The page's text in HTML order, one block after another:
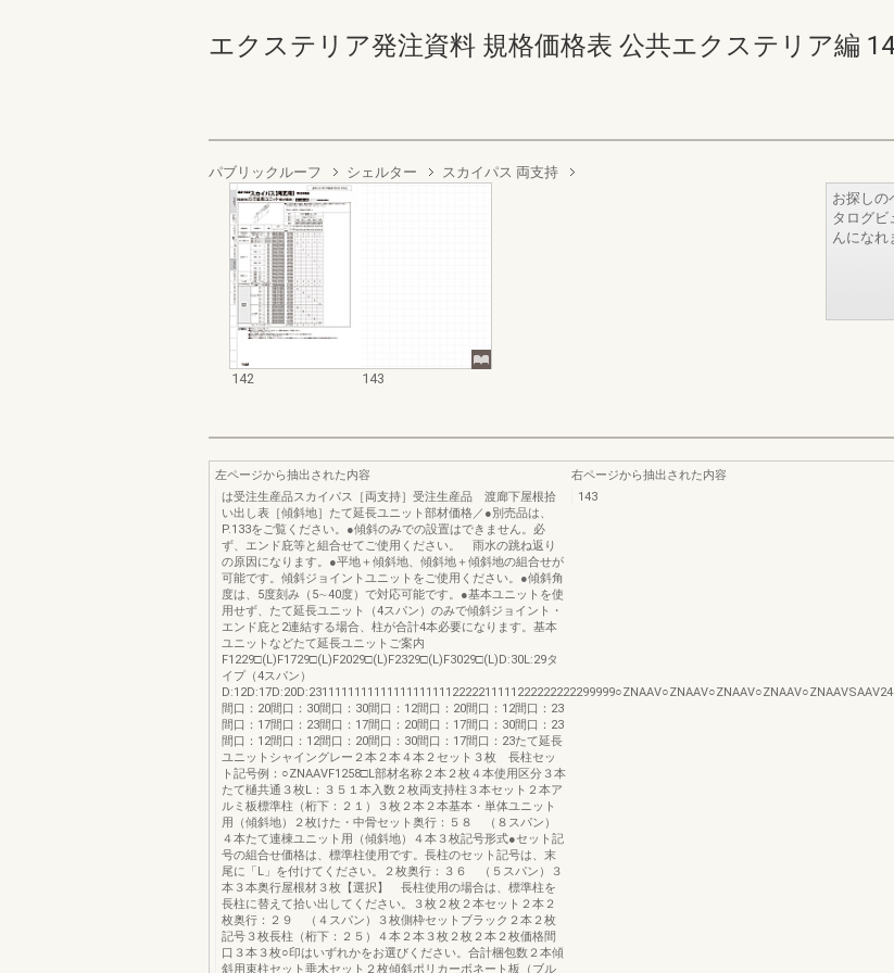
エクステリア発注資料 規格価格表 公共エクステリア編
パブリックルーフ シェルター スカイパス 両支持
142 143
お探しの
タログビ
んになれ
左ページから抽出された内容
は受注生産品スカイパス［両支持］受注生産品 渡廊下屋根拾
い出し表［傾斜地］たて延長ユニット部材価格／●別売品は、
P.133をご覧ください。●傾斜のみでの設置はできません。必
ず、エンド庇等と組合せてご使用ください。 雨水の跳ね返り
の原因になります。●平地＋傾斜地、傾斜地＋傾斜地の組合せが
可能です。傾斜ジョイントユニットをご使用ください。●傾斜角
度は、5度刻み（5∼40度）で対応可能です。●基本ユニットを使
用せず、たて延長ユニット（4スパン）のみで傾斜ジョイント・
エンド庇と2連結する場合、柱が合計4本必要になります。基本
ユニットなどたて延長ユニットご案内
F1229□(L)F1729□(L)F2029□(L)F2329□(L)F3029□(L)D:30L:29タ
イプ（4スパン）
間口：20間口：30間口：30間口：12間口：20間口：12間口：23
間口：17間口：23間口：17間口：20間口：17間口：30間口：23
間口：12間口：12間口：20間口：30間口：17間口：23たて延長
ユニットシャイングレー２本２本４本２セット３枚 長柱セッ
ト記号例：○ZNAAVF1258□L部材名称２本２枚４本使用区分３本
たて樋共通３枚L：３５１本入数２枚両支持柱３本セット２本ア
ルミ板標準柱（桁下：２１）３枚２本２本基本・単体ユニット
用（傾斜地）２枚けた・中骨セット奥行：５８ （８スパン）
４本たて連棟ユニット用（傾斜地）４本３枚記号形式●セット記
号の組合せ価格は、標準柱使用です。長柱のセット記号は、末
尾に「L」を付けてください。２枚奥行：３６ （５スパン）３
本３本奥行屋根材３枚【選択】 長柱使用の場合は、標準柱を
長柱に替えて拾い出してください。３枚２枚２本セット２本２
枚奥行：２９ （４スパン）３枚側枠セットブラック２本２枚
記号３枚長柱（桁下：２５）４本２本３枚２枚２本２枚価格間
口３本３枚○印はいずれかをお選びください。合計梱包数２本傾
斜用束柱セット垂木セット２枚傾斜ポリカーボネート板（ブル
右ページから抽出された内容
143